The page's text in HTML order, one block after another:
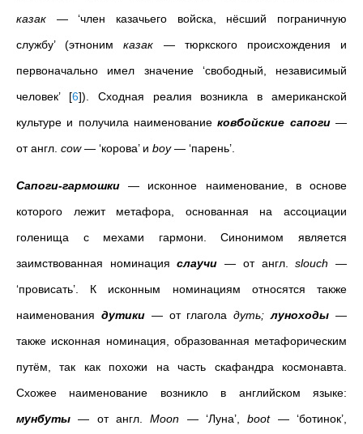
казак — ‘член казачьего войска, нёсший пограничную
службу’ (этнонимказак — тюркского происхождения и
первоначально имел значение ‘свободный, независимый
человек’ [6]). Сходная реалия возникла в американской
культуре и получила наименованиековбойские сапоги—
от англ. cow— ‘корова’ и boy— ‘парень’.
Сапоги-гармошки —
исконное наименование, в основе
которого лежит метафора, основанная на ассоциации
голенища с мехами гармони. Синонимом является
заимствованная номинацияслаучи — от англ.slouch—
‘провисать’. К исконным номинациям относятся также
наименования дутики— от глаголадуть;луноходы —
также исконная номинация, образованная метафорическим
путём, так как похожи на часть скафандра космонавта.
Схожее наименование возникло в английском языке:
мунбуты — от англ.Moon — ‘Луна’,boot— ‘ботинок’,